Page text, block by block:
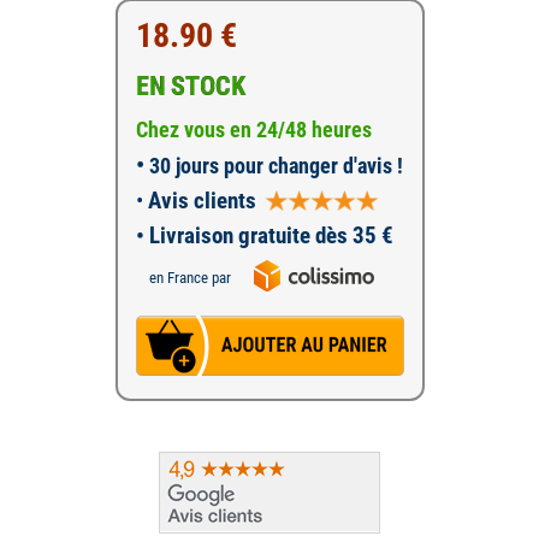
18.90 €
EN STOCK
Chez vous en 24/48 heures
• 30 jours pour changer d'avis !
• Avis clients
• Livraison gratuite dès 35 €
en France par